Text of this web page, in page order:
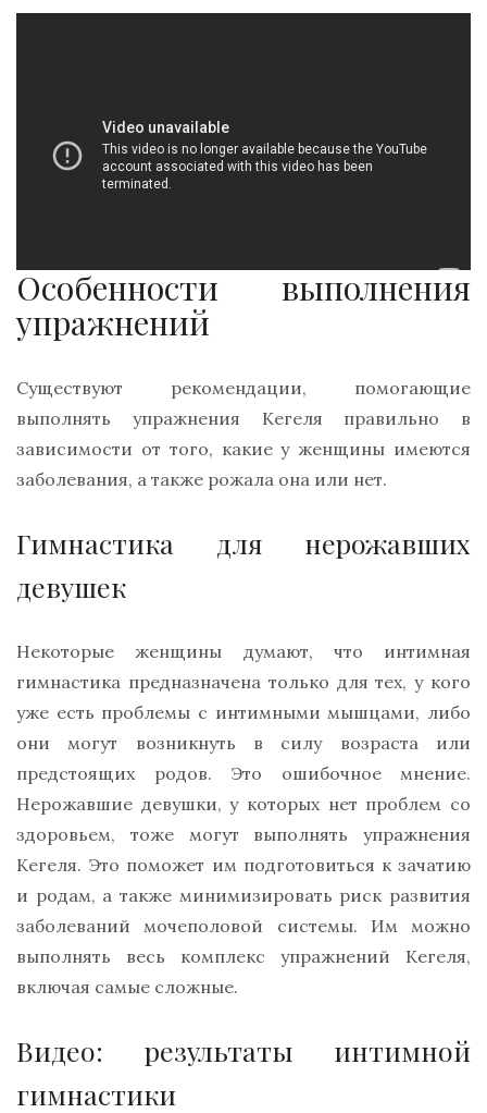
Особенности выполнения
упражнений
Существуют рекомендации, помогающие
выполнять упражнения Кегеля правильно в
зависимости от того, какие у женщины имеются
заболевания, а также рожала она или нет.
Гимнастика для нерожавших
девушек
Некоторые женщины думают, что интимная
гимнастика предназначена только для тех, у кого
уже есть проблемы с интимными мышцами, либо
они могут возникнуть в силу возраста или
предстоящих родов. Это ошибочное мнение.
Нерожавшие девушки, у которых нет проблем со
здоровьем, тоже могут выполнять упражнения
Кегеля. Это поможет им подготовиться к зачатию
и родам, а также минимизировать риск развития
заболеваний мочеполовой системы. Им можно
выполнять весь комплекс упражнений Кегеля,
включая самые сложные.
Видео: результаты интимной
гимнастики